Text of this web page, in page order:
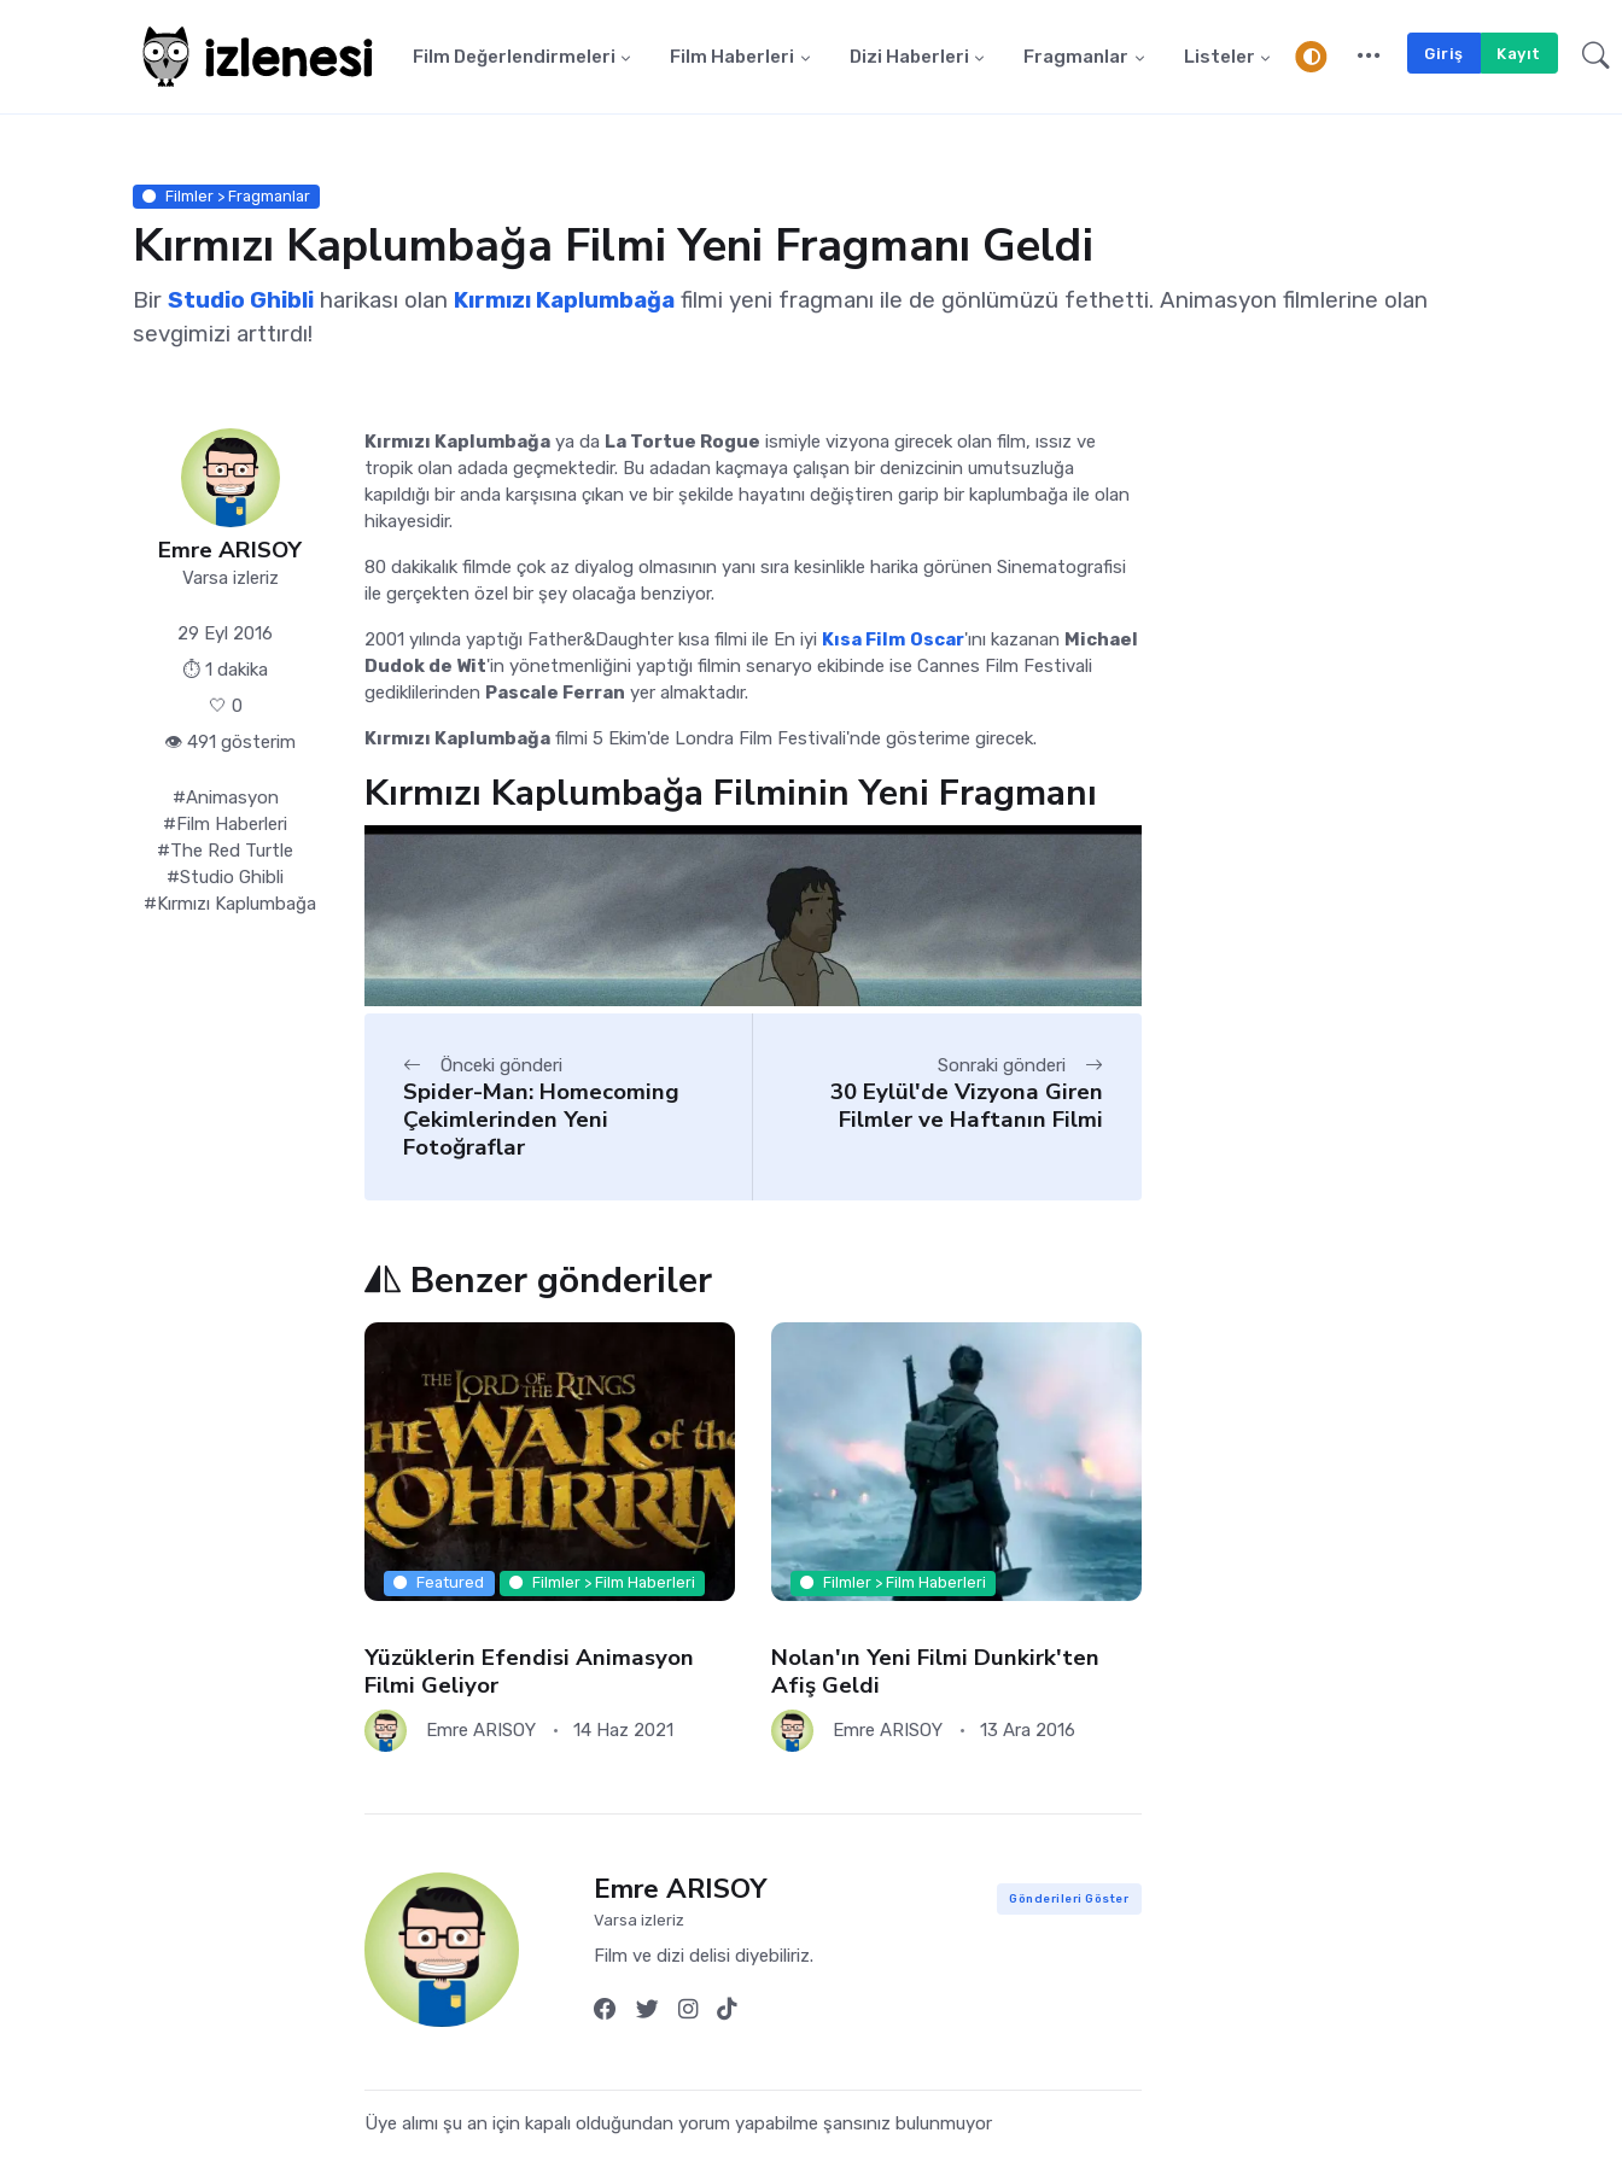
Film Değerlendirmeleri Film Haberleri Dizi Haberleri Fragmanlar Listeler Giriş Kayıt
Filmler > Fragmanlar
Kırmızı Kaplumbağa Filmi Yeni Fragmanı Geldi
Bir Studio Ghibliharikası olan Kırmızı Kaplumbağafilmi yeni fragmanı ile de gönlümüzü fethetti. Animasyon filmlerine olan
sevgimizi arttırdı!
Emre ARISOY
Varsa izleriz
29 Eyl 2016
⏱ 1 dakika
🤍 0
👁️ 491 gösterim
#Animasyon
#Film Haberleri
#The Red Turtle
#Studio Ghibli
#Kırmızı Kaplumbağa
Kırmızı Kaplumbağa ya da La Tortue Rogue ismiyle vizyona girecek olan film, ıssız ve
tropik olan adada geçmektedir. Bu adadan kaçmaya çalışan bir denizcinin umutsuzluğa
kapıldığı bir anda karşısına çıkan ve bir şekilde hayatını değiştiren garip bir kaplumbağa ile olan
hikayesidir.
80 dakikalık filmde çok az diyalog olmasının yanı sıra kesinlikle harika görünen Sinematografisi
ile gerçekten özel bir şey olacağa benziyor.
2001 yılında yaptığı Father&Daughter kısa filmi ile En iyi Kısa Film Oscar'ını kazanan Michael
Dudok de Wit'in yönetmenliğini yaptığı filmin senaryo ekibinde ise Cannes Film Festivali
gediklilerinden Pascale Ferran yer almaktadır.
Kırmızı Kaplumbağa filmi 5 Ekim'de Londra Film Festivali'nde gösterime girecek.
Kırmızı Kaplumbağa Filminin Yeni Fragmanı
Önceki gönderi
Spider-Man: Homecoming
Çekimlerinden Yeni
Fotoğraflar
Sonraki gönderi
30 Eylül'de Vizyona Giren
Filmler ve Haftanın Filmi
Benzer gönderiler
Featured Filmler > Film Haberleri
Yüzüklerin Efendisi Animasyon
Filmi Geliyor
Emre ARISOY 14 Haz 2021
Filmler > Film Haberleri
Nolan'ın Yeni Filmi Dunkirk'ten
Afiş Geldi
Emre ARISOY 13 Ara 2016
Emre ARISOY
Varsa izleriz
Gönderileri Göster
Film ve dizi delisi diyebiliriz.
Üye alımı şu an için kapalı olduğundan yorum yapabilme şansınız bulunmuyor